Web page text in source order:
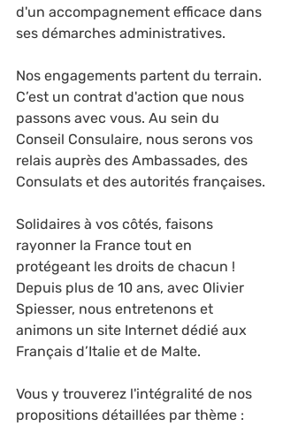
d'un accompagnement efficace dans
ses démarches administratives.
Nos engagements partent du terrain.
C’est un contrat d'action que nous
passons avec vous. Au sein du
Conseil Consulaire, nous serons vos
relais auprès des Ambassades, des
Consulats et des autorités françaises.
Solidaires à vos côtés, faisons
rayonner la France tout en
protégeant les droits de chacun !
Depuis plus de 10 ans, avec Olivier
Spiesser, nous entretenons et
animons un site Internet dédié aux
Français d’Italie et de Malte.
Vous y trouverez l'intégralité de nos
propositions détaillées par thème :